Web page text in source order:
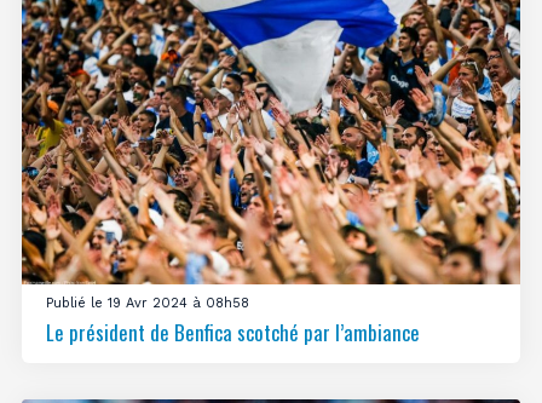
Publié le 19 Avr 2024 à 08h58
Le président de Benfica scotché par l’ambiance